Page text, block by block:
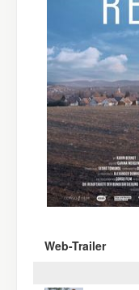
Web-Trailer